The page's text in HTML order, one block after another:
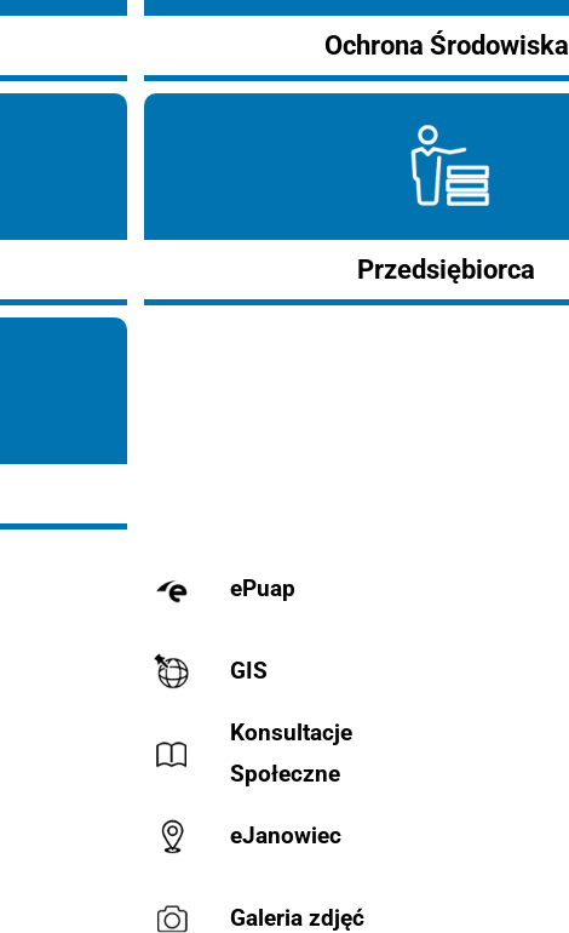
Ochrona Środowiska
Przedsiębiorca
ePuap
GIS
Konsultacje
Społeczne
eJanowiec
Galeria zdjęć